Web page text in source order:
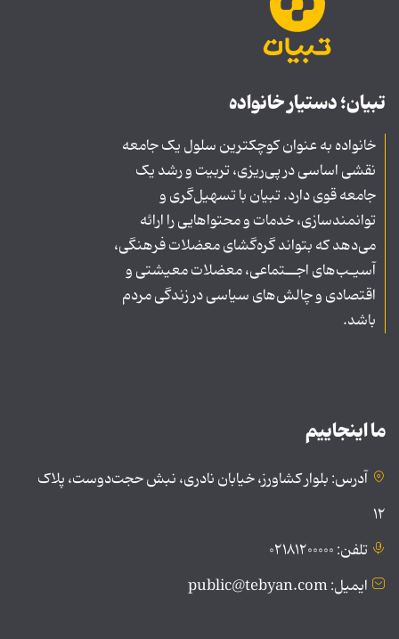
تبیان؛ دستیار خانواده
خانواده به عنوان کوچکترین سلول یک جامعه
نقشی اساسی در پی‌ریزی، تربیت و رشد یک
جامعه قوی دارد. تبیان با تسهیل‌گری و
توانمندسازی، خدمات و محتواهایی را ارائه
می‌دهد که بتواند گره‌گشای معضلات فرهنگی،
آسیـب‌های اجــتماعی، معضلات معیشتی و
اقتصادی و چالش‌های سیاسی در زندگی مردم
باشد.
ما اینجاییم
آدرس: بلوار کشاورز، خیابان نادری، نبش حجت‌دوست، پلاک
۱۲
تلفن: ۰۲۱۸۱۲۰۰۰۰۰
ایمیل: public@tebyan.com